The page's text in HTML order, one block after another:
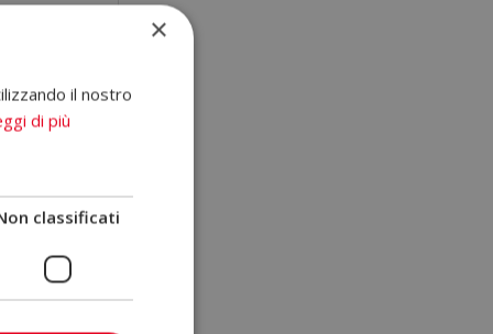
un
da
che
in
dei
×
il nostro
di più
classificati